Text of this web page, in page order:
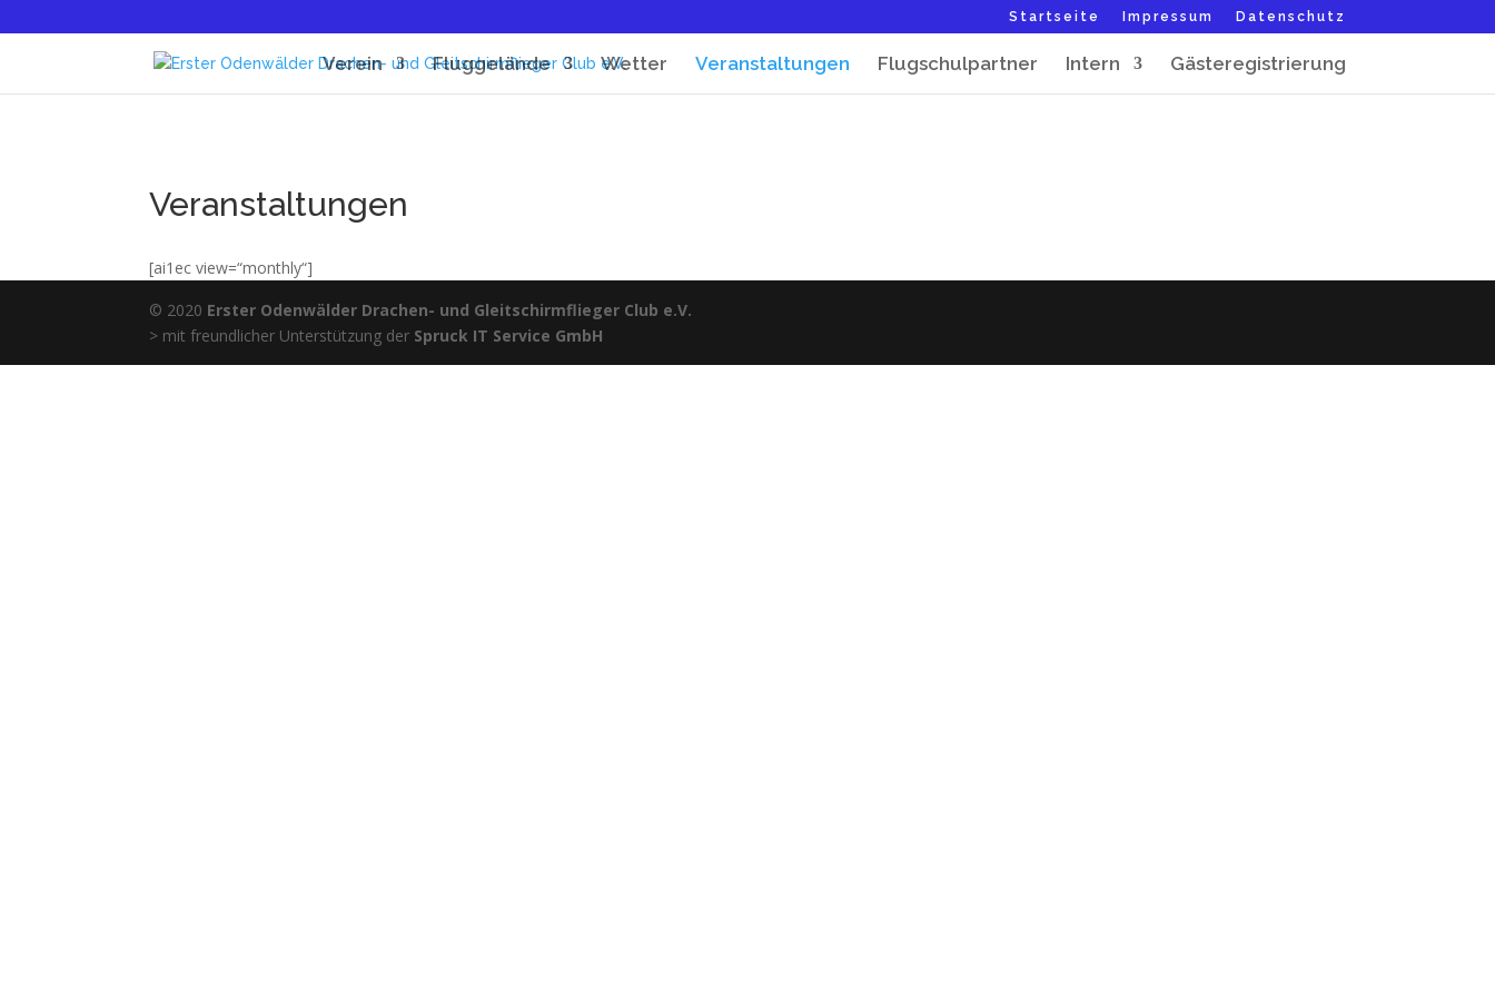
Startseite Impressum Datenschutz
Verein Fluggelände Wetter Veranstaltungen Flugschulpartner Intern Gästeregistrierung
Veranstaltungen
[ai1ec view=“monthly“]
© 2020 Erster Odenwälder Drachen- und Gleitschirmflieger Club e.V.
> mit freundlicher Unterstützung der Spruck IT Service GmbH